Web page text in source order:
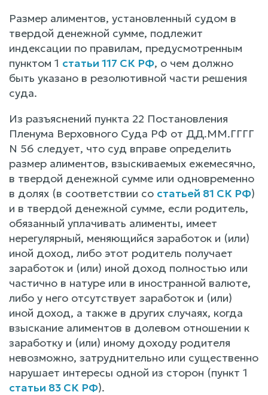
Размер алиментов, установленный судом в
твердой денежной сумме, подлежит
индексации по правилам, предусмотренным
пунктом 1 статьи 117 СК РФ, о чем должно
быть указано в резолютивной части решения
суда.
Из разъяснений пункта 22 Постановления
Пленума Верховного Суда РФ от ДД.ММ.ГГГГ
N 56 следует, что суд вправе определить
размер алиментов, взыскиваемых ежемесячно,
в твердой денежной сумме или одновременно
в долях (в соответствии со статьей 81 СК РФ)
и в твердой денежной сумме, если родитель,
обязанный уплачивать алименты, имеет
нерегулярный, меняющийся заработок и (или)
иной доход, либо этот родитель получает
заработок и (или) иной доход полностью или
частично в натуре или в иностранной валюте,
либо у него отсутствует заработок и (или)
иной доход, а также в других случаях, когда
взыскание алиментов в долевом отношении к
заработку и (или) иному доходу родителя
невозможно, затруднительно или существенно
нарушает интересы одной из сторон (пункт 1
статьи 83 СК РФ).